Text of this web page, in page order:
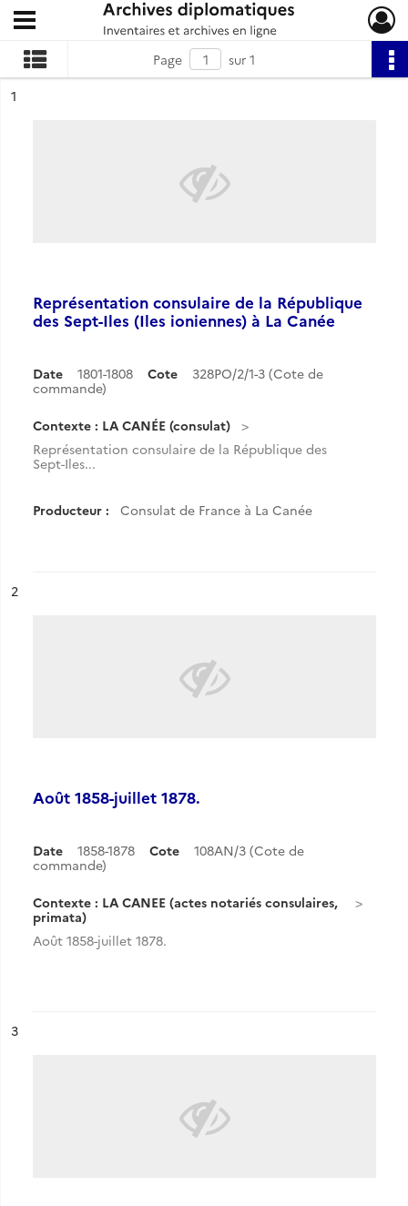
Archives diplomatiques
Ouvrir le menu déroulant
Page
sur 1
n°
1
Représentation consulaire de la République
des Sept-Iles (Iles ioniennes) à La Canée
Date 1801-1808 Cote
328PO/2/1-3 (Cote de
commande)
Contexte : LA CANÉE (consulat)
Représentation consulaire de la République des
Sept-Iles...
Producteur : Consulat de France à La Canée
n°
2
Août 1858-juillet 1878.
Date 1858-1878 Cote
108AN/3 (Cote de
commande)
Contexte : LA CANEE (actes notariés consulaires,
primata)
Août 1858-juillet 1878.
n°
3